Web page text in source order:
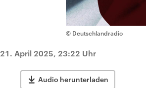
© Deutschlandradio
21. April 2025, 23:22 Uhr
Audio herunterladen